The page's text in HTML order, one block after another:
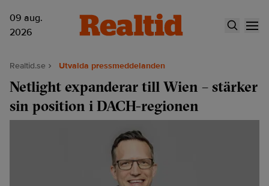
09 aug.
2026
Realtid.se Utvalda pressmeddelanden
Netlight expanderar till Wien – stärker
sin position i DACH-regionen